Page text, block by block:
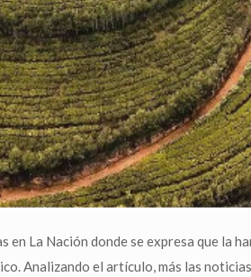
en La Nación donde se expresa que la
Analizando el artículo, más las